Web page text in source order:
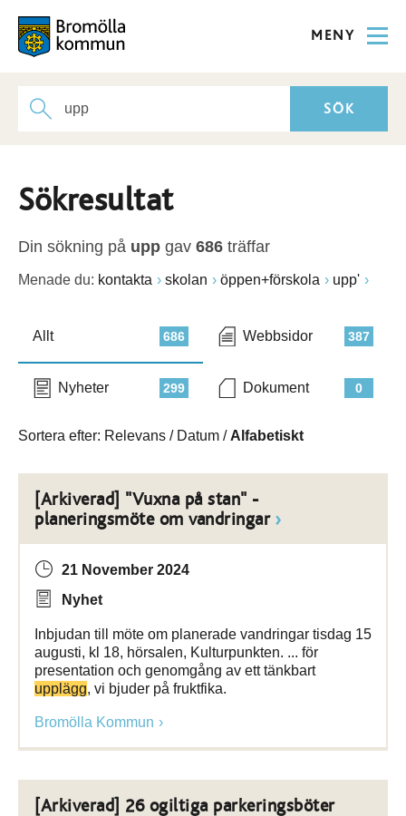
MENY
Sökresultat
Din sökning på upp gav 686 träffar
Menade du: kontakta skolan öppen+förskola upp'
686
Allt 387
Webbsidor
299
Nyheter 0
Dokument
Sortera efter: Relevans / Datum / Alfabetiskt
[Arkiverad] "Vuxna på stan" -
planeringsmöte om vandringar
21 November 2024
Nyhet
Inbjudan till möte om planerade vandringar tisdag 15
augusti, kl 18, hörsalen, Kulturpunkten. ... för
presentation och genomgång av ett tänkbart
upplägg, vi bjuder på fruktfika.
Bromölla Kommun
[Arkiverad] 26 ogiltiga parkeringsböter